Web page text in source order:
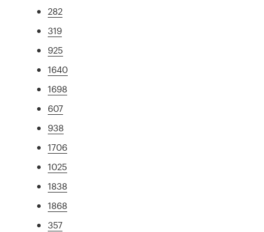
282
319
925
1640
1698
607
938
1706
1025
1838
1868
357